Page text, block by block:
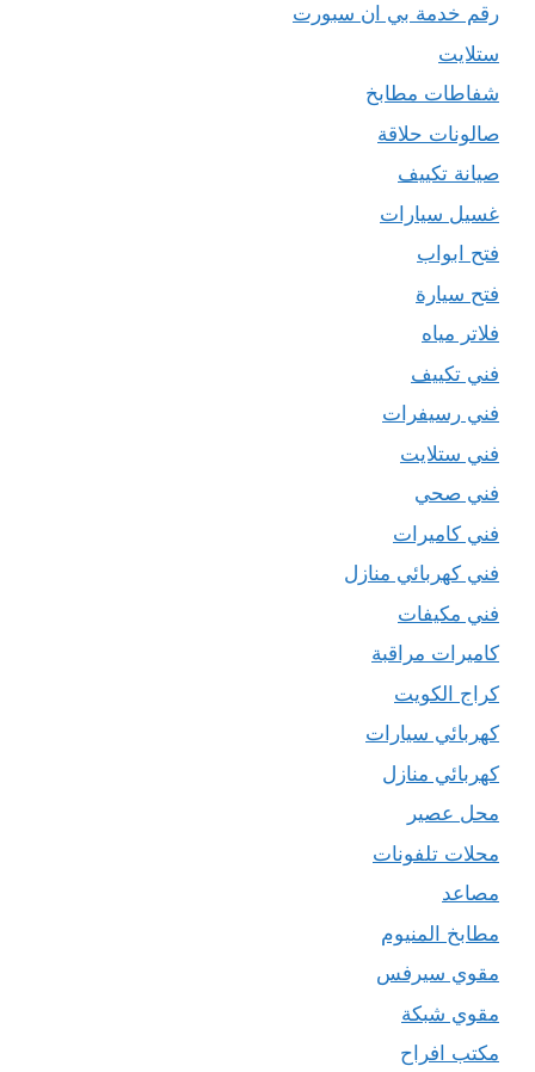
رقم خدمة بي ان سبورت
ستلايت
شفاطات مطابخ
صالونات حلاقة
صيانة تكييف
غسيل سيارات
فتح ابواب
فتح سيارة
فلاتر مياه
فني تكييف
فني رسيفرات
فني ستلايت
فني صحي
فني كاميرات
فني كهربائي منازل
فني مكيفات
كاميرات مراقبة
كراج الكويت
كهربائي سيارات
كهربائي منازل
محل عصير
محلات تلفونات
مصاعد
مطابخ المنيوم
مقوي سيرفس
مقوي شبكة
مكتب افراح